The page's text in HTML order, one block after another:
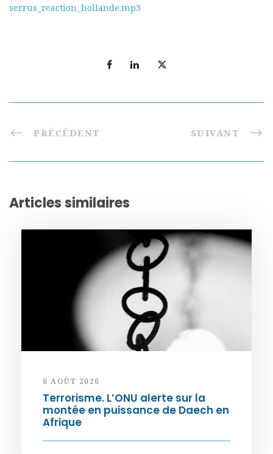
serrus_reaction_hollande.mp3
PRÉCÉDENT SUIVANT
Articles similaires
6 AOÛT 2026
Terrorisme. L’ONU alerte sur la
montée en puissance de Daech en
Afrique